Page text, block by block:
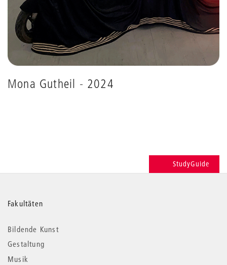
Mona Gutheil - 2024
StudyGuide
Weitere
Informationen
Fakultäten
Bildende Kunst
Gestaltung
Musik